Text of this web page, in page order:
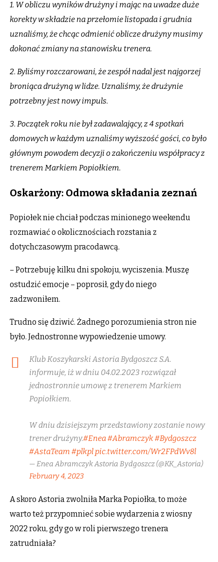
1. W obliczu wyników drużyny i mając na uwadze duże
korekty w składzie na przełomie listopada i grudnia
uznaliśmy, że chcąc odmienić oblicze drużyny musimy
dokonać zmiany na stanowisku trenera.
2. Byliśmy rozczarowani, że zespół nadal jest najgorzej
broniąca drużyną w lidze. Uznaliśmy, że drużynie
potrzebny jest nowy impuls.
3. Początek roku nie był zadawalający, z 4 spotkań
domowych w każdym uznaliśmy wyższość gości, co było
głównym powodem decyzji o zakończeniu współpracy z
trenerem Markiem Popiołkiem.
Oskarżony: Odmowa składania zeznań
Popiołek nie chciał podczas minionego weekendu
rozmawiać o okolicznościach rozstania z
dotychczasowym pracodawcą.
– Potrzebuję kilku dni spokoju, wyciszenia. Muszę
ostudzić emocje – poprosił, gdy do niego
zadzwoniłem.
Trudno się dziwić. Żadnego porozumienia stron nie
było. Jednostronne wypowiedzenie umowy.
Klub Koszykarski Astoria Bydgoszcz S.A.
informuje, iż w dniu 04.02.2023 rozwiązał
jednostronnie umowę z trenerem Markiem
Popiołkiem.
W dniu dzisiejszym przedstawiony zostanie nowy
trener drużyny.#Enea#Abramczyk#Bydgoszcz
#AstaTeam #plkpl pic.twitter.com/Wr2FPdWv8l
— Enea Abramczyk Astoria Bydgoszcz (@KK_Astoria)
February 4, 2023
A skoro Astoria zwolniła Marka Popiołka, to może
warto też przypomnieć sobie wydarzenia z wiosny
2022 roku, gdy go w roli pierwszego trenera
zatrudniała?